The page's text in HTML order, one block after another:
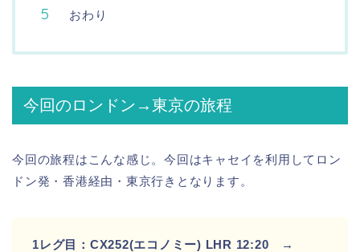
おわり
今回のロンドン→東京の旅程
今回の旅程はこんな感じ。今回はキャセイを利用してロン
ドン発・香港経由・東京行きとなります。
1レグ目：CX252(エコノミー) LHR 12:20 →